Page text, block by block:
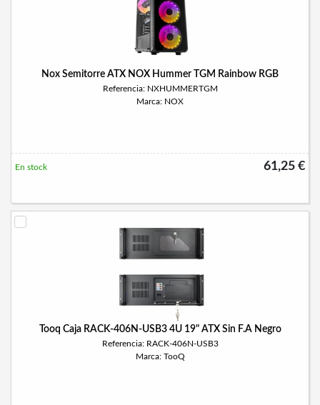
Nox Semitorre ATX NOX Hummer TGM Rainbow RGB
Referencia: NXHUMMERTGM
Marca: NOX
61,25 €
En stock
Tooq Caja RACK-406N-USB3 4U 19" ATX Sin F.A Negro
Referencia: RACK-406N-USB3
Marca: TooQ